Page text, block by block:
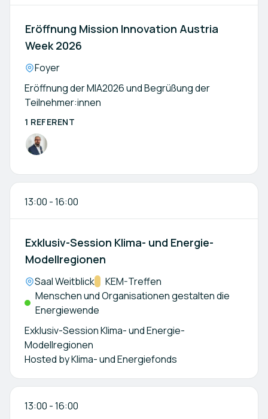
Eröffnung Mission Innovation Austria
Week 2026
Location:
Foyer
Eröffnung der MIA2026 und Begrüßung der
Teilnehmer:innen
1 REFERENT
13:00 -16:00
Exklusiv-Session Klima- und Energie-
Modellregionen
Location:
Saal WeitblickKategorie:
KEM-Treffen
Menschen und Organisationen gestalten die
Energiewende
Exklusiv-Session Klima- und Energie-
Modellregionen
13:00 -16:00